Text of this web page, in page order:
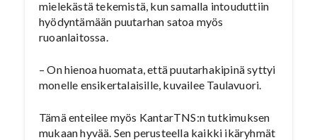
mielekästä tekemistä, kun samalla intouduttiin
hyödyntämään puutarhan satoa myös
ruoanlaitossa.
– On hienoa huomata, että puutarhakipinä syttyi
monelle ensikertalaisille, kuvailee Taulavuori.
Tämä enteilee myös KantarTNS:n tutkimuksen
mukaan hyvää. Sen perusteella kaikki ikäryhmät